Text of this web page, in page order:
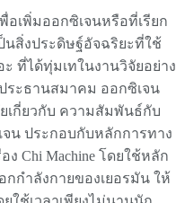
อเพิ่มออกซิเจนหรือที่เรียก
ป็นสิ่งประดิษฐ์อัจฉริยะที่ใช้
ะ ที่ได้ทุ่มเทในงานวิจัยอย่าง
ระธานสมาคม ออกซิเจน
เกี่ยวกับ ความสัมพันธ์กับ
น ประกอบกับหลักการทาง
Chi Machine โดยใช้หลัก
กำลังกายของเยอรมัน ให้